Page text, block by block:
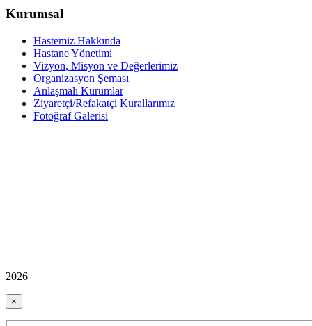
Kurumsal
Hastemiz Hakkında
Hastane Yönetimi
Vizyon, Misyon ve Değerlerimiz
Organizasyon Şeması
Anlaşmalı Kurumlar
Ziyaretçi/Refakatçi Kurallarımız
Fotoğraf Galerisi
2026
×